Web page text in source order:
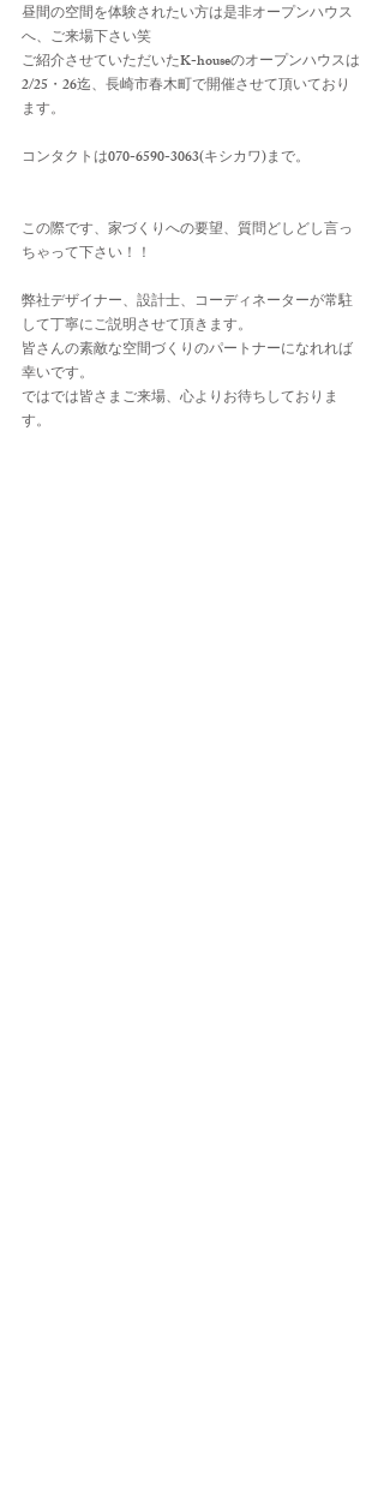
昼間の空間を体験されたい方は是非オープンハウス
へ、ご来場下さい笑
ご紹介させていただいたK-houseのオープンハウスは
2/25・26迄、長崎市春木町で開催させて頂いており
ます。
コンタクトは070-6590-3063(キシカワ)まで。
この際です、家づくりへの要望、質問どしどし言っ
ちゃって下さい！！
弊社デザイナー、設計士、コーディネーターが常駐
して丁寧にご説明させて頂きます。
皆さんの素敵な空間づくりのパートナーになれれば
幸いです。
ではでは皆さまご来場、心よりお待ちしておりま
す。